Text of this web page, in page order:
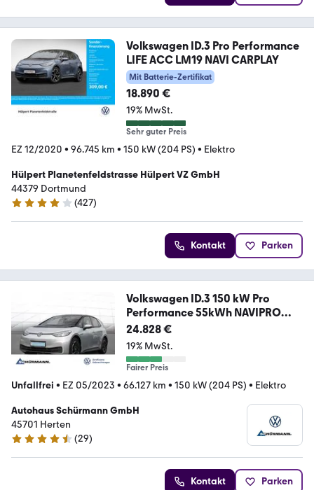
Volkswagen ID.3 Pro Performance
LIFE ACC LM19 NAVI CARPLAY
Mit Batterie-Zertifikat
18.890 €
19% MwSt.
Sehr guter Preis
EZ 12/2020 • 96.745 km • 150 kW (204 PS) • Elektro
Hülpert Planetenfeldstrasse Hülpert VZ GmbH
44379 Dortmund
4.2 Sterne
(427)
Kontakt Parken
Volkswagen ID.3 150 kW Pro
Performance 55kWh NAVIPRO
KEYLES
24.828 €
19% MwSt.
Fairer Preis
Unfallfrei • EZ 05/2023 • 66.127 km • 150 kW (204 PS) • Elektro
Autohaus Schürmann GmbH
45701 Herten
4.7 Sterne
(29)
Kontakt Parken